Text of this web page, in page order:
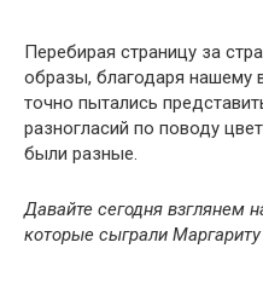
Перебирая страницу за
образы, благодаря
точно пытались
разногласий по поводу
были разные.
Давайте сегодня взглянем
которые сыграли